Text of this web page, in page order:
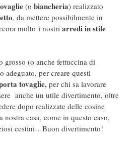
(o biancheria) realizzato
, da mettere possibilmente in
molto i nostri arredi in stile
grosso (o anche fettuccina di
adeguato, per creare questi
tovaglie, per chi sa lavorare
anche un utile divertimento, oltre
dopo realizzate delle cosine
casa, come in questo caso,
cestini…Buon divertimento!